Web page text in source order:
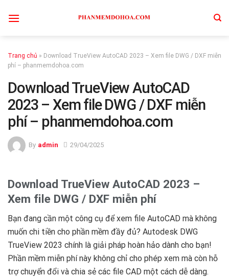
Trang chủ » Download TrueView AutoCAD 2023 – Xem file DWG / DXF miễn
phí – phanmemdohoa.com
Download TrueView AutoCAD
2023 – Xem file DWG / DXF miễn
phí – phanmemdohoa.com
By admin 29/04/2025
Download TrueView AutoCAD 2023 –
Xem file DWG / DXF miễn phí
Bạn đang cần một công cụ để xem file AutoCAD mà không
muốn chi tiền cho phần mềm đầy đủ? Autodesk DWG
TrueView 2023 chính là giải pháp hoàn hảo dành cho bạn!
Phần mềm miễn phí này không chỉ cho phép xem mà còn hỗ
trợ chuyển đổi và chia sẻ các file CAD một cách dễ dàng.